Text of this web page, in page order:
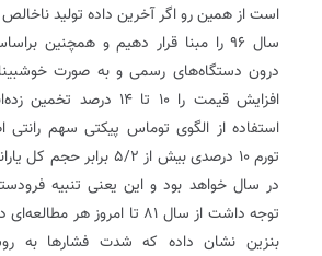
است از همین رو اگر آخرین داده تولید
سال ۹۶ را مبنا قرار دهیم و همچنین
درون دستگاه‌های رسمی و به صورت
افزایش قیمت را ۱۰ تا ۱۴
استفاده از الگوی توماس پیکتی سهم
تورم ۱۰ درصدی بیش از ۵/۲
در سال خواهد بود و این یعنی تنبیه
توجه داشت از سال ۸۱ تا امروز
بنزین نشان داده که شدت فشارها به